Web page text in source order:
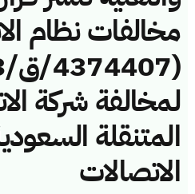
مخالفات نظام
لمخالفة شركة
المتنقلة
الاتصالات